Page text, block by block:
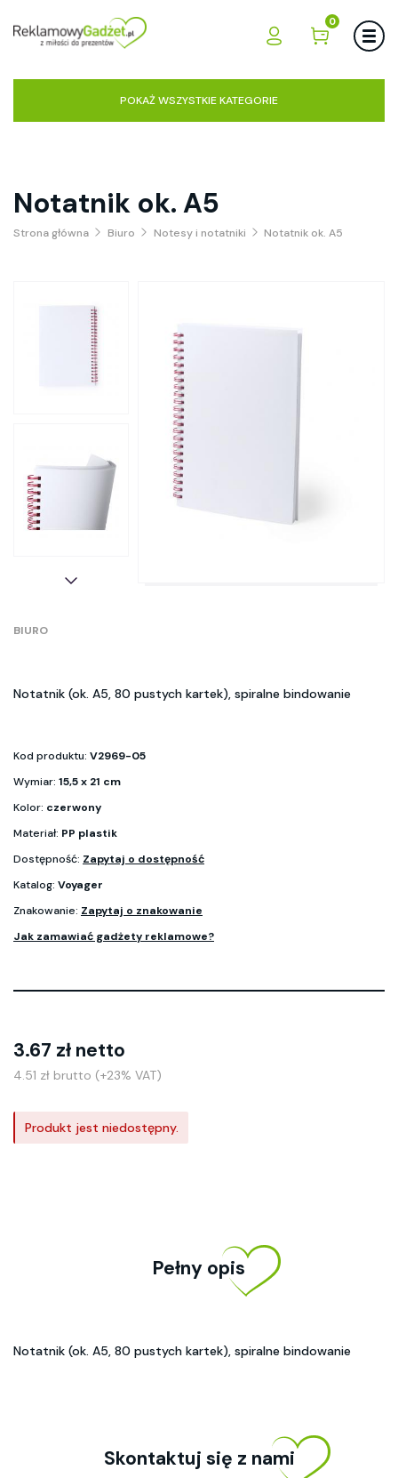
0
POKAŻ WSZYSTKIE KATEGORIE
Notatnik ok. A5
Strona główna Biuro Notesy i notatniki Notatnik ok. A5
BIURO
Notatnik (ok. A5, 80 pustych kartek), spiralne bindowanie
Kod produktu: V2969-05
Wymiar: 15,5 x 21 cm
Kolor: czerwony
Materiał: PP plastik
Dostępność: Zapytaj o dostępność
Katalog: Voyager
Znakowanie: Zapytaj o znakowanie
Jak zamawiać gadżety reklamowe?
3.67 zł netto
4.51 zł brutto (+23% VAT)
Produkt jest niedostępny.
Pełny opis
Notatnik (ok. A5, 80 pustych kartek), spiralne bindowanie
Skontaktuj się z nami